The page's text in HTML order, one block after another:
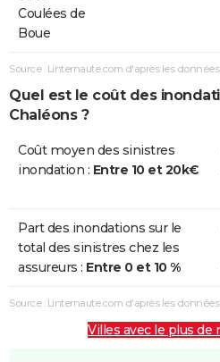
Coulées de
Boue
Source : Linternaute.com d'après les données
Quel est le coût des
Chaléons ?
Coût moyen des sinistres
inondation : Entre 10 et 20k€
Part des inondations sur le
total des sinistres chez les
assureurs : Entre 0 et 10 %
Source : Linternaute.com d'après les
Villes avec le plus de